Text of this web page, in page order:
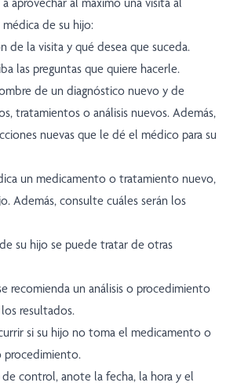
de su hijo:
de la visita y qué desea que suceda.
las preguntas que quiere hacerle.
de un diagnóstico nuevo y de
tratamientos o análisis nuevos. Además,
nuevas que le dé el médico para su
un medicamento o tratamiento nuevo,
Además, consulte cuáles serán los
su hijo se puede tratar de otras
recomienda un análisis o procedimiento
resultados.
si su hijo no toma el medicamento o
procedimiento.
control, anote la fecha, la hora y el